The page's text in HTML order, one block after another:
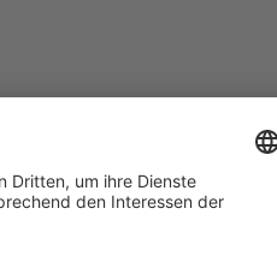
inklusive Dichtung und